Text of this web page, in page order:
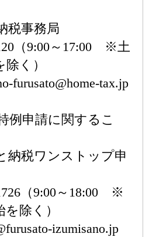
税事務局
（9:00～17:00 ※土
く）
furusato@home-tax.jp
例申請に関するこ
納税ワンストップ申
（9:00～18:00 ※
除く）
izumisano.jp